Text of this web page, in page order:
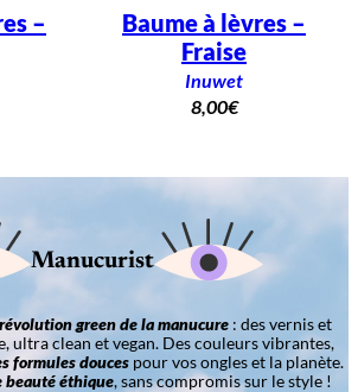
–
Baume à lèvres –
Fraise
Inuwet
8,00€
Manucurist
green de la manucure: des vernis et
ultra clean et vegan. Des couleurs vibrantes,
formules douces pour vos ongles et la planète.
beauté éthique, sans compromis sur le style !